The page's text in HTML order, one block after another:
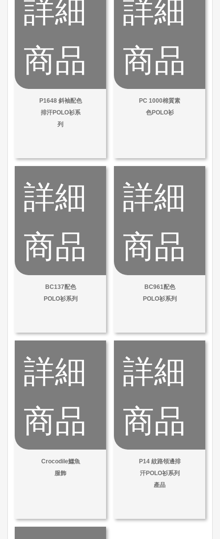
詳細
商品
P1648 斜袖配色
排汗POLO衫系
列
詳細
商品
PC 1000棉質素
色POLO衫
詳細
商品
BC137配色
POLO衫系列
詳細
商品
BC961配色
POLO衫系列
詳細
商品
Crocodile鱷魚
服飾
詳細
商品
P14 紋路領邊排
汗POLO衫系列
產品